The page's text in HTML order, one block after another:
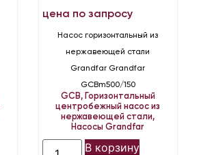
цена по запросу
Насос горизонтальный из
нержавеющей стали
Grandfar Grandfar
GCBm500/150
GCB, Горизонтальный
центробежный насос из
нержавеющей стали,
Насосы Grandfar
В корзину